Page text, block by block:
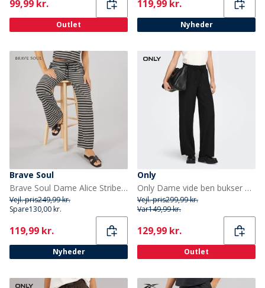
Current
99,99 kr.
Outlet
Current
119,99 kr.
Nyheder
Brave Soul
Brave Soul Dame Alice Stribede Bukser Sort/Cream
Vejl. pris249,99 kr.
Spare130,00 kr.
Current
119,99 kr.
Nyheder
Only
Only Dame vide ben bukser Sort
Vejl. pris299,99 kr.
Var149,99 kr.
Current
129,99 kr.
Outlet